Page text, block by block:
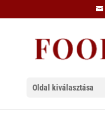
Oldal kiválasztása